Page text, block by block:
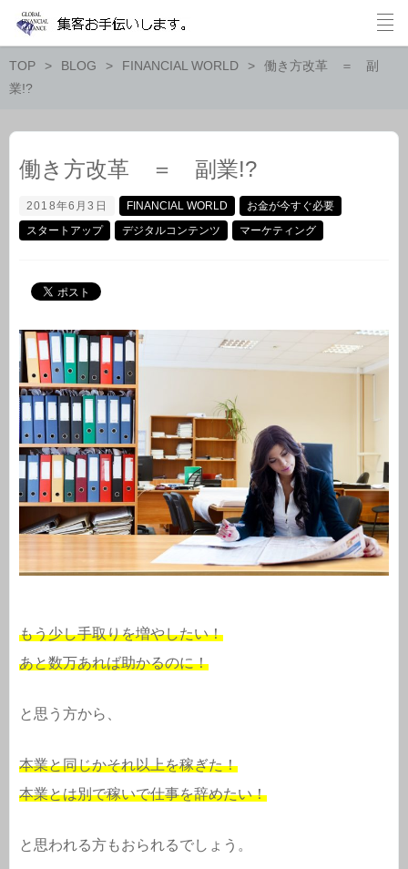
TOP BLOG FINANCIAL WORLD
働き方改革 ＝ 副
業!?
働き方改革 ＝ 副業!?
2018年6月3日 FINANCIAL WORLD
お金が今すぐ必要
スタートアップ
デジタルコンテンツ マーケティング
もう少し手取りを増やしたい！
あと数万あれば助かるのに！
と思う方から、
本業と同じかそれ以上を稼ぎた！
本業とは別で稼いで仕事を辞めたい！
と思われる方もおられるでしょう。